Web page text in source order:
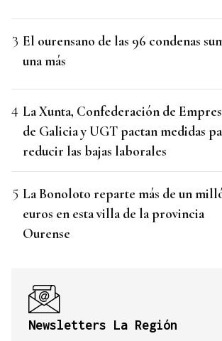
El ourensano de las 96 condenas
una más
La Xunta, Confederación de
de Galicia y UGT pactan medidas
reducir las bajas laborales
La Bonoloto reparte más de un
euros en esta villa de la provincia
Ourense
Newsletters La Región